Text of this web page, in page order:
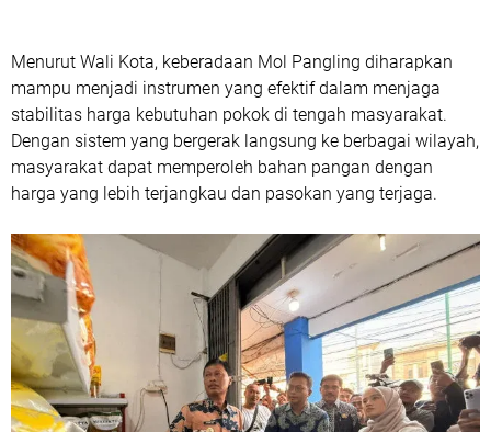
Menurut Wali Kota, keberadaan Mol Pangling diharapkan
mampu menjadi instrumen yang efektif dalam menjaga
stabilitas harga kebutuhan pokok di tengah masyarakat.
Dengan sistem yang bergerak langsung ke berbagai wilayah,
masyarakat dapat memperoleh bahan pangan dengan
harga yang lebih terjangkau dan pasokan yang terjaga.